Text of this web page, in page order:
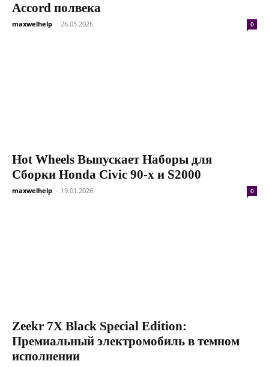
Accord полвека
maxwelhelp - 26.05.2026 0
Hot Wheels Выпускает Наборы для
Сборки Honda Civic 90-х и S2000
maxwelhelp - 19.01.2026 0
Zeekr 7X Black Special Edition:
Премиальный электромобиль в темном
исполнении